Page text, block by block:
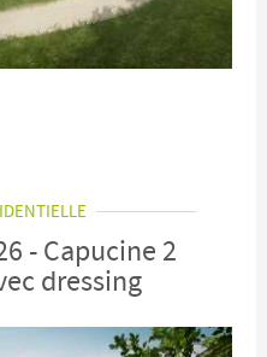
- Capucine 2
dressing